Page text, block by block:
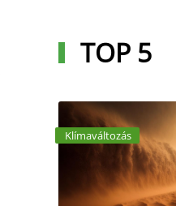
TOP 5
Klímaváltozás